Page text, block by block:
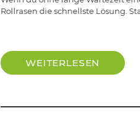
Rollrasen die schnellste Lösung.
WEITERLESEN